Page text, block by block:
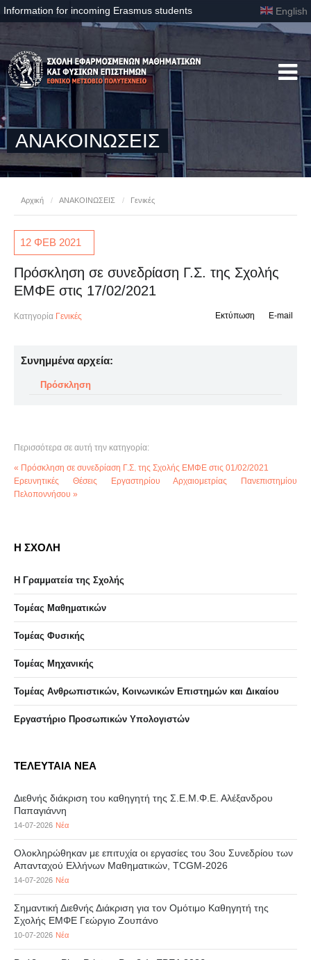
Information for incoming Erasmus students English
ΑΝΑΚΟΙΝΩΣΕΙΣ
Αρχική / ΑΝΑΚΟΙΝΩΣΕΙΣ / Γενικές
12 ΦΕΒ 2021
Πρόσκληση σε συνεδρίαση Γ.Σ. της Σχολής
ΕΜΦΕ στις 17/02/2021
Κατηγορία Γενικές E-mail
Εκτύπωση
Συνημμένα αρχεία:
Πρόσκληση
Περισσότερα σε αυτή την κατηγορία:
« Πρόσκληση σε συνεδρίαση Γ.Σ. της Σχολής ΕΜΦΕ στις 01/02/2021
Ερευνητικές Θέσεις Εργαστηρίου Αρχαιομετρίας Πανεπιστημίου
Πελοποννήσου »
Η ΣΧΟΛΗ
Η Γραμματεία της Σχολής
Τομέας Μαθηματικών
Τομέας Φυσικής
Τομέας Μηχανικής
Τομέας Ανθρωπιστικών, Κοινωνικών Επιστημών και Δικαίου
Eργαστήριo Προσωπικών Υπολογιστών
ΤΕΛΕΥΤΑΙΑ ΝΕΑ
Διεθνής διάκριση του καθηγητή της Σ.Ε.Μ.Φ.Ε. Αλέξανδρου
Παπαγιάννη
14-07-2026 Νέα
Ολοκληρώθηκαν με επιτυχία οι εργασίες του 3ου Συνεδρίου των
Απανταχού Ελλήνων Μαθηματικών, TCGM-2026
14-07-2026 Νέα
Σημαντική Διεθνής Διάκριση για τον Ομότιμο Καθηγητή της
Σχολής ΕΜΦΕ Γεώργιο Ζουπάνο
10-07-2026 Νέα